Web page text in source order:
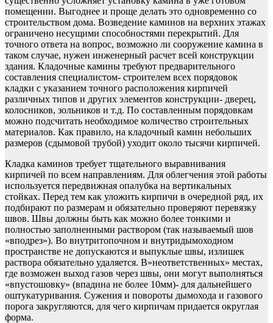
помещении. Выгоднее и проще делать это одновременно со
строительством дома. Возведение каминов на верхних этажах
ограничено несущими способностями перекрытий. Для
точного ответа на вопрос, возможно ли сооружение камина в
таком случае, нужен инженерный расчет всей конструкции
здания. Кладочные камины требуют предварительного
составления специалистом- строителем всех порядовок
кладки с указанием точного расположения кирпичей
различных типов и других элементов конструкции- дверец,
колосников, зольников и т.д. По составленным порядовкам
можно подсчитать необходимое количество строительных
материалов. Как правило, на кладочный камин небольших
размеров (сдымовой трубой) уходит около тысячи кирпичей.
Кладка каминов требует тщательного выравнивания
кирпичей по всем направлениям. Для облегчения этой работы
используется передвижная опалубка на вертикальных
стойках. Перед тем как уложить кирпичи в очередной ряд, их
подбирают по размерам и обязательно проверяют перевязку
швов. Швы должны быть как можно более тонкими и
полностью заполненными раствором (так называемый шов
«вподрез»). Во внутритопочном и внутридымоходном
пространстве не допускаются и выпуклые швы, излишек
раствора обязательно удаляется. В»неответственных» местах,
где возможен выход газов через швы, они могут выполняться
«впустошовку» (впадина не более 10мм)- для дальнейшего
оштукатуривания. Сужения и повороты дымохода и газового
порога закругляются, для чего кирпичам придается округлая
форма.